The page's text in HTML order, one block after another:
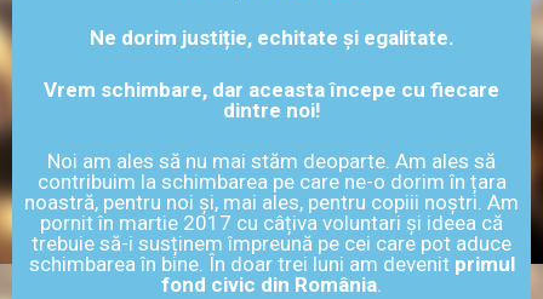
Ne dorim justiție, echitate și egalitate.
Vrem schimbare, dar aceasta începe cu fiecare
dintre noi!
Noi am ales să nu mai stăm deoparte. Am ales să
contribuim la schimbarea pe care ne-o dorim în țara
noastră, pentru noi și, mai ales, pentru copiii noștri. Am
pornit în martie 2017 cu câțiva voluntari și ideea că
trebuie să-i susținem împreună pe cei care pot aduce
schimbarea în bine. În doar trei luni am devenit primul
fond civic din România.